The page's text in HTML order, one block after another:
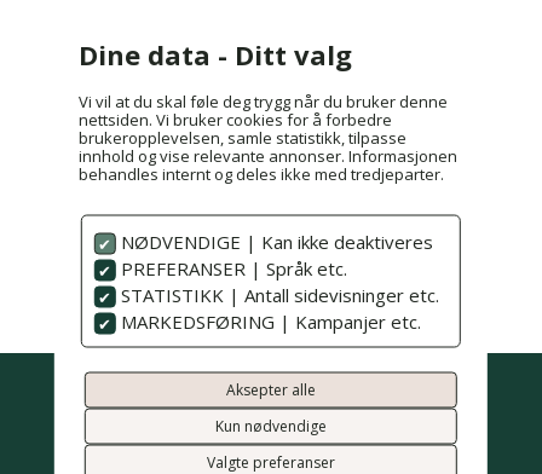
Dine data - Ditt valg
Vi vil at du skal føle deg trygg når du bruker denne
nettsiden. Vi bruker cookies for å forbedre
brukeropplevelsen, samle statistikk, tilpasse
innhold og vise relevante annonser. Informasjonen
behandles internt og deles ikke med tredjeparter.
NØDVENDIGE | Kan ikke deaktiveres
PREFERANSER | Språk etc.
STATISTIKK | Antall sidevisninger etc.
MARKEDSFØRING | Kampanjer etc.
Aksepter alle
Kun nødvendige
Valgte preferanser
Sentralbord: 480 44 888
post@thewell-hotell.no
Facebook
Instagram